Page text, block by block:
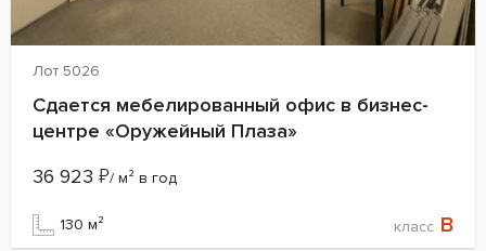
Лот 5026
Сдается мебелированный офис в бизнес-
центре «Оружейный Плаза»
36 923 ₽/ м² в год
130 м² класс B